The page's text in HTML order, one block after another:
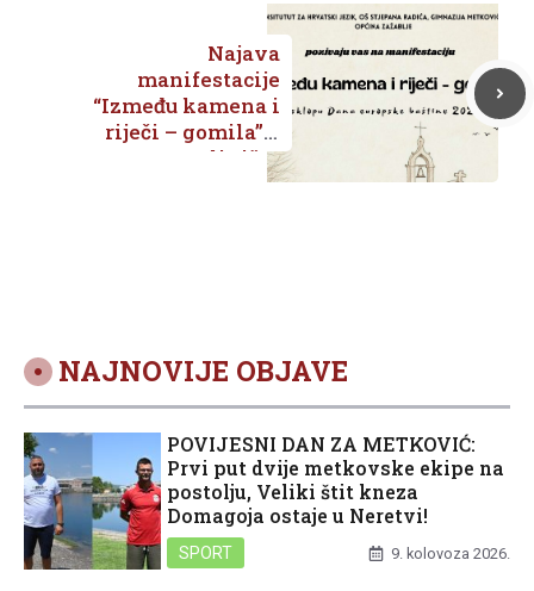
Najava
manifestacije
“Između kamena i
riječi – gomila” u
Mliništu
NAJNOVIJE OBJAVE
POVIJESNI DAN ZA METKOVIĆ:
Prvi put dvije metkovske ekipe na
postolju, Veliki štit kneza
Domagoja ostaje u Neretvi!
SPORT 9. kolovoza 2026.